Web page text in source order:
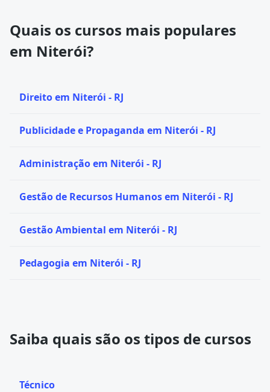
Quais os cursos mais populares
em Niterói?
Direito em Niterói - RJ
Publicidade e Propaganda em Niterói - RJ
Administração em Niterói - RJ
Gestão de Recursos Humanos em Niterói - RJ
Gestão Ambiental em Niterói - RJ
Pedagogia em Niterói - RJ
Saiba quais são os tipos de cursos
Técnico